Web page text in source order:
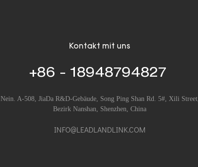
Kontakt mit uns
+86 - 18948794827
Nein. A-508, JiaDa R&D-Gebäude, Song Ping Shan Rd. 5#, Xili Street,
Bezirk Nanshan, Shenzhen, China
INFO@LEADLANDLINK.COM